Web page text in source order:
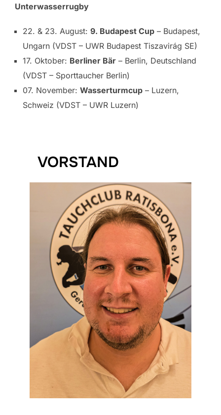
Unterwasserrugby
22. & 23. August: 9. Budapest Cup – Budapest,
Ungarn (VDST – UWR Budapest Tiszavirág SE)
17. Oktober: Berliner Bär – Berlin, Deutschland
(VDST – Sporttaucher Berlin)
07. November: Wasserturmcup – Luzern,
Schweiz (VDST – UWR Luzern)
VORSTAND